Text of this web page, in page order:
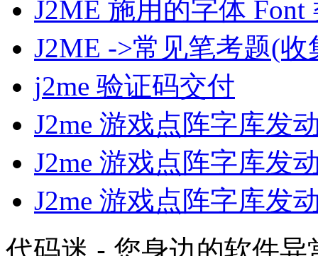
J2ME 施用的字体 Font
J2ME ->常见笔考题(收
j2me 验证码交付
J2me 游戏点阵字库发
J2me 游戏点阵字库发
J2me 游戏点阵字库发
代码迷 - 您身边的软件